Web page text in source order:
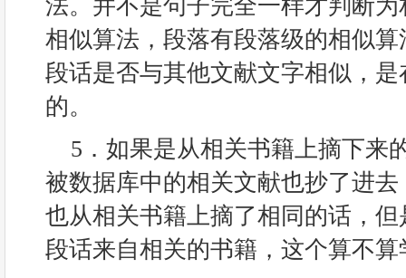
法。并不是句子完全一样才判断
相似算法，段落有段落级的相似
段话是否与其他文献文字相似，
的。
5．如果是从相关书籍上摘下来
被数据库中的相关文献也抄了进
也从相关书籍上摘了相同的话，
段话来自相关的书籍，这个算不